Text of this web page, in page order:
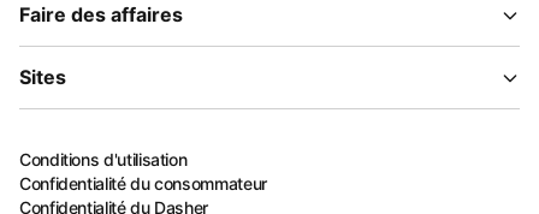
Faire des affaires
Sites
Conditions d'utilisation
Confidentialité du consommateur
Confidentialité du Dasher